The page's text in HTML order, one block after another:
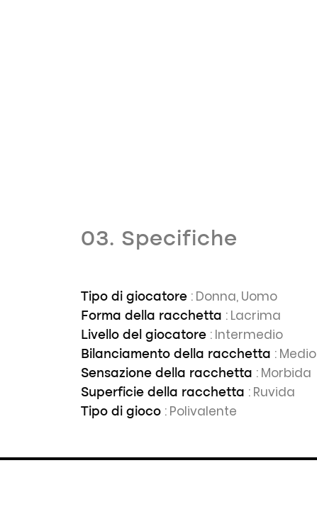
03. Specifiche
Tipo di giocatore : Donna, Uomo
Forma della racchetta : Lacrima
Livello del giocatore : Intermedio
Bilanciamento della racchetta : Medio
Sensazione della racchetta : Morbida
Superficie della racchetta : Ruvida
Tipo di gioco : Polivalente